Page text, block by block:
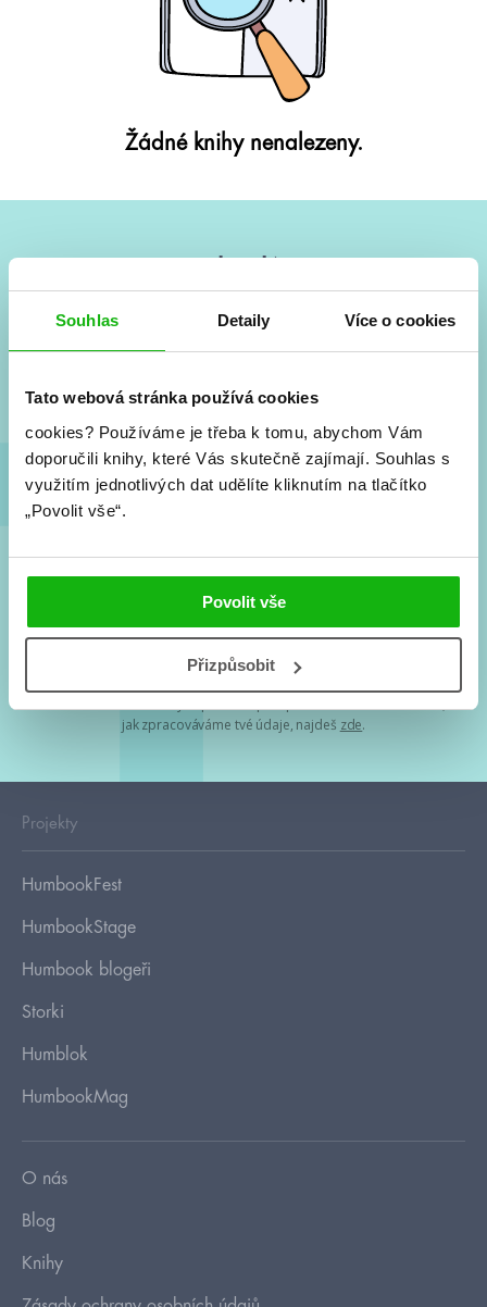
Souhlas Detaily Více o cookies
Tato webová stránka používá cookies
cookies? Používáme je třeba k tomu, abychom Vám
doporučili knihy, které Vás skutečně zajímají. Souhlas s
využitím jednotlivých dat udělíte kliknutím na tlačítko
„Povolit vše“.
Povolit vše
Přizpůsobit
Žádné knihy nenalezeny.
Vše kolem #youngadult každý měsíc rovnou do mailu!
a seriálové adaptace a další.
Souhlasím spodmínkami zpracování osobních údajů
Tvá e-mailová adresa je u nás v bezpečí. Přečti si
jak zpracováváme tvé údaje, najdeš zde.
Projekty
HumbookFest
HumbookStage
Humbook blogeři
Storki
Humblok
HumbookMag
O nás
Blog
Knihy